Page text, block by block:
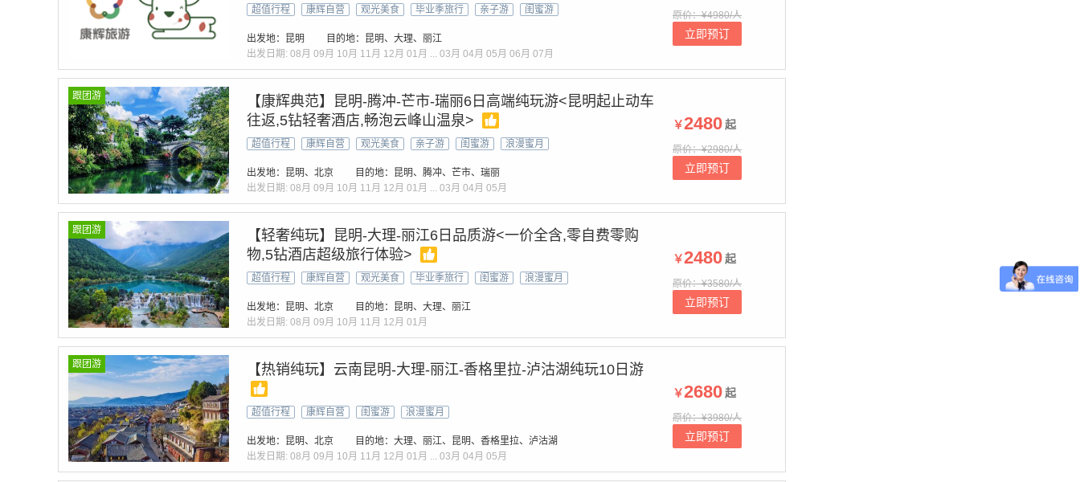
超值行程 康辉自营 观光美食 毕业季旅行 亲子游 闺蜜游
出发地：昆明
目的地：昆明、大理、丽江
出发日期: 08月 09月 10月 11月 12月 01月 ... 03月 04月 05月 06月 07月
原价：¥4980/人
立即预订
跟团游
【康辉典范】昆明-腾冲-芒市-瑞丽6日高端纯玩游<昆明起止动车
往返,5钻轻奢酒店,畅泡云峰山温泉>
超值行程 康辉自营 观光美食 亲子游 闺蜜游 浪漫蜜月
出发地：昆明、北京
目的地：昆明、腾冲、芒市、瑞丽
出发日期: 08月 09月 10月 11月 12月 01月 ... 03月 04月 05月
￥2480起
原价：¥2980/人
立即预订
跟团游
【轻奢纯玩】昆明-大理-丽江6日品质游<一价全含,零自费零购
物,5钻酒店超级旅行体验>
超值行程 康辉自营 观光美食 毕业季旅行 闺蜜游 浪漫蜜月
出发地：昆明、北京
目的地：昆明、大理、丽江
出发日期: 08月 09月 10月 11月 12月 01月
￥2480起
原价：¥3580/人
立即预订
跟团游 【热销纯玩】云南昆明-大理-丽江-香格里拉-泸沽湖纯玩10日游
超值行程 康辉自营 闺蜜游 浪漫蜜月
出发地：昆明、北京
目的地：大理、丽江、昆明、香格里拉、泸沽湖
出发日期: 08月 09月 10月 11月 12月 01月 ... 03月 04月 05月
￥2680起
原价：¥3980/人
立即预订